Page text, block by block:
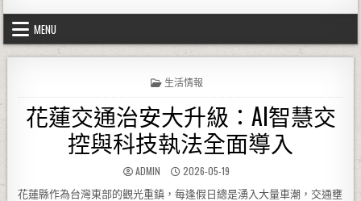
MENU
POSTED IN
生活情報
花蓮交通治安大升級：AI智慧交
控與科技執法全面導入
AUTHOR:
ADMIN PUBLISHED DATE:
2026-05-19
花蓮縣作為台灣東部的觀光重鎮，每逢假日總是湧入大量車潮，交通壅